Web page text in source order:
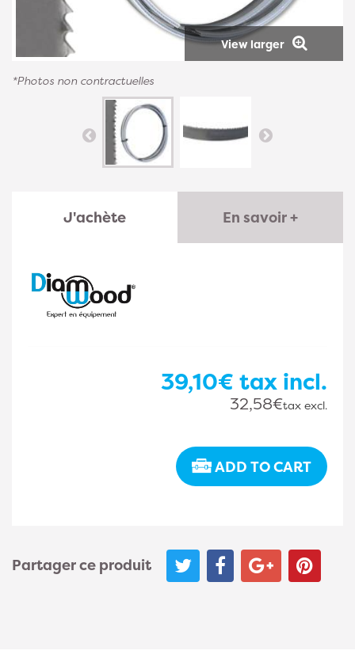
View larger
*Photos non contractuelles
J'achète En savoir +
39,10€ tax incl.
32,58€tax excl.
ADD TO CART
Partager ce produit